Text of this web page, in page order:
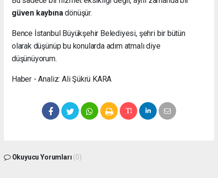
güven kaybına dönüşür.
Bence İstanbul Büyükşehir Belediyesi, şehri bir bütün
olarak düşünüp bu konularda adım atmalı diye
düşünüyorum.
Haber - Analiz: Ali Şükrü KARA
Okuyucu Yorumları (0)